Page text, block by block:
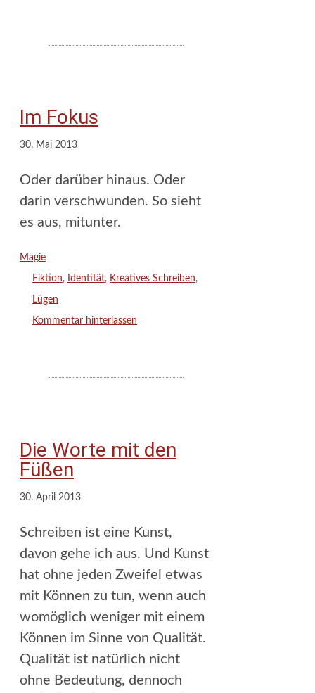
Im Fokus
30. Mai 2013
Oder darüber hinaus. Oder
darin verschwunden. So sieht
es aus, mitunter.
Kategorien
Magie
Schlagwörter
Fiktion, Identität, Kreatives Schreiben,
Lügen
Kommentar hinterlassen
Die Worte mit den
Füßen
30. April 2013
Schreiben ist eine Kunst,
davon gehe ich aus. Und Kunst
hat ohne jeden Zweifel etwas
mit Können zu tun, wenn auch
womöglich weniger mit einem
Können im Sinne von Qualität.
Qualität ist natürlich nicht
ohne Bedeutung, dennoch